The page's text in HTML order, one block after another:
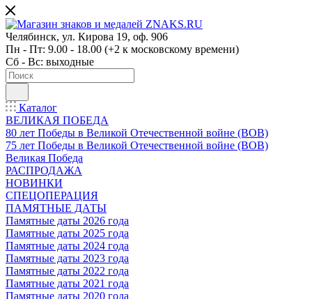
Челябинск, ул. Кирова 19, оф. 906
Пн - Пт: 9.00 - 18.00 (+2 к московскому времени)
Сб - Вс: выходные
Каталог
ВЕЛИКАЯ ПОБЕДА
80 лет Победы в Великой Отечественной войне (ВОВ)
75 лет Победы в Великой Отечественной войне (ВОВ)
Великая Победа
РАСПРОДАЖА
НОВИНКИ
СПЕЦОПЕРАЦИЯ
ПАМЯТНЫЕ ДАТЫ
Памятные даты 2026 года
Памятные даты 2025 года
Памятные даты 2024 года
Памятные даты 2023 года
Памятные даты 2022 года
Памятные даты 2021 года
Памятные даты 2020 года